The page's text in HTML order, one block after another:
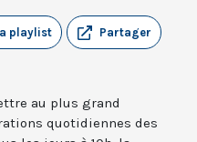
Partager
playlist
au plus grand
quotidiennes des